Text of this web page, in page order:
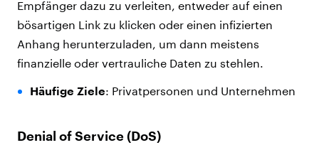
Empfänger dazu zu verleiten, entweder auf einen
bösartigen Link zu klicken oder einen infizierten
Anhang herunterzuladen, um dann meistens
finanzielle oder vertrauliche Daten zu stehlen.
Häufige Ziele: Privatpersonen und Unternehmen
Denial of Service (DoS)